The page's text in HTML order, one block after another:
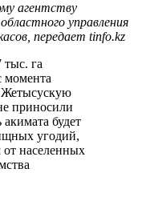
агентству
управления
передает tinfo.kz
тыс. га
момента
Жетысускую
приносили
будет
угодий,
населенных